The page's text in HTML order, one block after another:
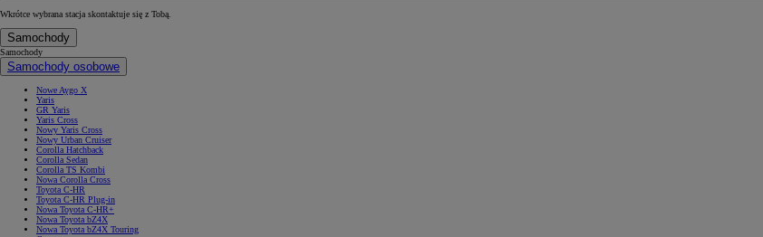
Wkrótce wybrana stacja skontaktuje się z Tobą.
Samochody
Samochody
Samochody osobowe
Nowe Aygo X
Yaris
GR Yaris
Yaris Cross
Nowy Yaris Cross
Nowy Urban Cruiser
Corolla Hatchback
Corolla Sedan
Corolla TS Kombi
Nowa Corolla Cross
Toyota C-HR
Toyota C-HR Plug-in
Nowa Toyota C-HR+
Nowa Toyota bZ4X
Nowa Toyota bZ4X Touring